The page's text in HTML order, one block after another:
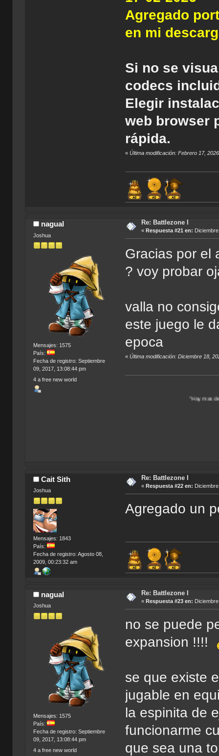
Agregado
en mi
Si no se
codecs
Elegir
web browser
rápida.
«Última modificación: Febrero 17,
nagual
Joshua
Mensajes: 1575
País:
Fecha de registro: Septiembre
09, 2017, 13:08:44 pm
4 a free new world
Re: Battlezone I
« Respuesta #21 en:
Gracias por el
? voy probar
valla no
este juego le
epoca
«Última modificación: Diciembre 18,
"Hay mas de un Universo
Cait Sith
Joshua
Mensajes: 1843
País:
Fecha de registro: Agosto 08,
2009, 00:23:32 am
Re: Battlezone I
« Respuesta #22 en:
Agregado un
nagual
Joshua
Mensajes: 1575
País:
Fecha de registro: Septiembre
09, 2017, 13:08:44 pm
4 a free new world
Re: Battlezone I
« Respuesta #23 en:
no se puede
expansion !!!!
se que existe
jugable en
la espinita de
funcionarme
que sea una